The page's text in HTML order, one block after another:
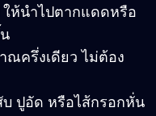
ให้นำไปตากแดดหรือ
ณครึ่งเดียว ไม่ต้อง
ปูอัด หรือไส้กรอกหั่น